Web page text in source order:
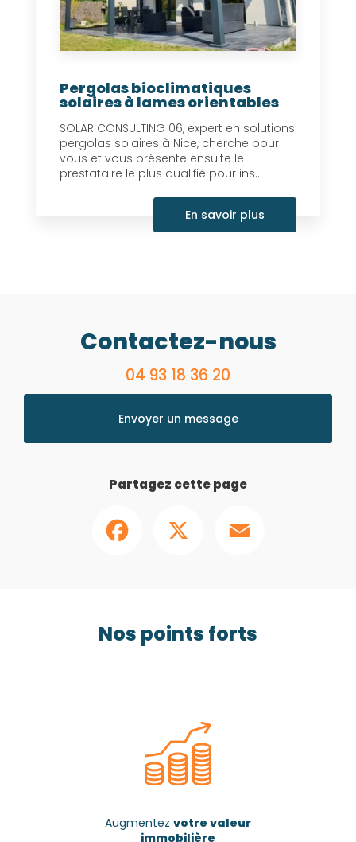
Pergolas bioclimatiques
solaires à lames orientables
SOLAR CONSULTING 06, expert en solutions
pergolas solaires à Nice, cherche pour
vous et vous présente ensuite le
prestataire le plus qualifié pour ins...
En savoir plus
Contactez-nous
04 93 18 36 20
Envoyer un message
Partagez cette page
Nos points forts
Augmentez votre valeur
immobilière